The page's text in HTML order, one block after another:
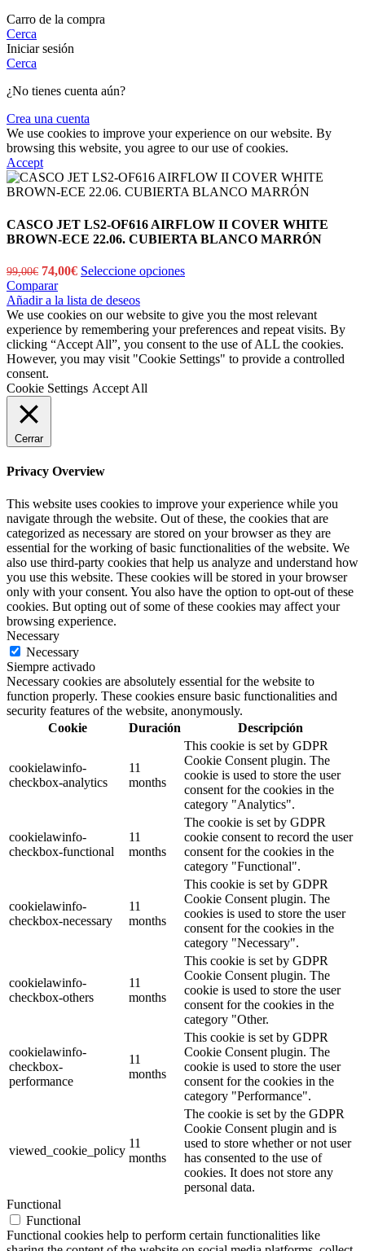
Carro de la compra
Cerca
Iniciar sesión
Cerca
¿No tienes cuenta aún?
Crea una cuenta
We use cookies to improve your experience on our website. By
browsing this website, you agree to our use of cookies.
Accept
CASCO JET LS2-OF616 AIRFLOW II COVER WHITE
BROWN-ECE 22.06. CUBIERTA BLANCO MARRÓN
99,00€ El
precio
original
era:
99,00€.
74,00€El
actual
es:
74,00€.
Seleccione opciones
Comparar
Añadir a la lista de deseos
We use cookies on our website to give you the most relevant
experience by remembering your preferences and repeat visits. By
clicking “Accept All”, you consent to the use of ALL the cookies.
However, you may visit "Cookie Settings" to provide a controlled
consent.
Cookie Settings Accept All
Cerrar
Privacy Overview
This website uses cookies to improve your experience while you
navigate through the website. Out of these, the cookies that are
categorized as necessary are stored on your browser as they are
essential for the working of basic functionalities of the website. We
also use third-party cookies that help us analyze and understand how
you use this website. These cookies will be stored in your browser
only with your consent. You also have the option to opt-out of these
cookies. But opting out of some of these cookies may affect your
browsing experience.
Necessary
Necessary
Siempre activado
Necessary cookies are absolutely essential for the website to
function properly. These cookies ensure basic functionalities and
security features of the website, anonymously.
Cookie
Duración Descripción
cookielawinfo-
checkbox-analytics
11
months
This cookie is set by GDPR
Cookie Consent plugin. The
cookie is used to store the user
consent for the cookies in the
category "Analytics".
cookielawinfo-
checkbox-functional
11
months
The cookie is set by GDPR
cookie consent to record the user
consent for the cookies in the
category "Functional".
cookielawinfo-
checkbox-necessary
11
months
This cookie is set by GDPR
Cookie Consent plugin. The
cookies is used to store the user
consent for the cookies in the
category "Necessary".
cookielawinfo-
checkbox-others
11
months
This cookie is set by GDPR
Cookie Consent plugin. The
cookie is used to store the user
consent for the cookies in the
category "Other.
cookielawinfo-
checkbox-
performance
11
months
This cookie is set by GDPR
Cookie Consent plugin. The
cookie is used to store the user
consent for the cookies in the
category "Performance".
viewed_cookie_policy
11
months
The cookie is set by the GDPR
Cookie Consent plugin and is
used to store whether or not user
has consented to the use of
cookies. It does not store any
personal data.
Functional
Functional
Functional cookies help to perform certain functionalities like